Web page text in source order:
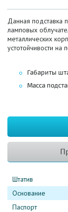
Данная подставка
ламповых
металлических
устотойчивости на
Габариты
Масса
Штатив
Основание
Паспорт